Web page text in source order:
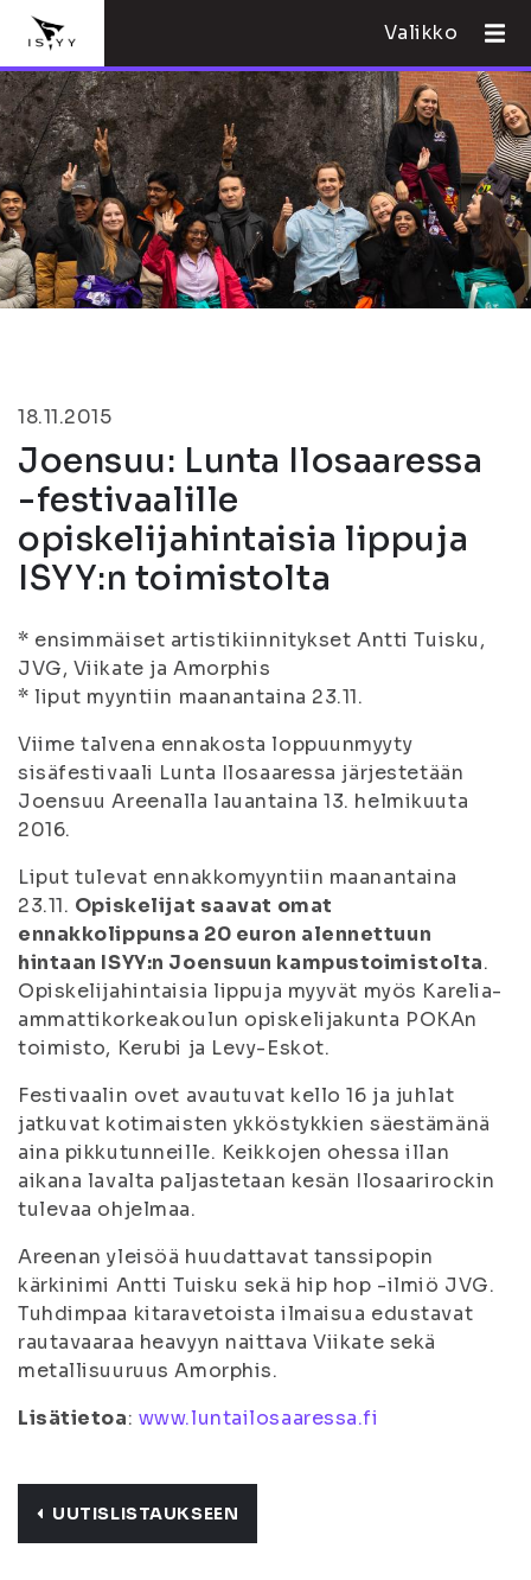
Valikko
18.11.2015
Joensuu: Lunta Ilosaaressa
-festivaalille
opiskelijahintaisia lippuja
ISYY:n toimistolta
* ensimmäiset artistikiinnitykset Antti Tuisku,
JVG, Viikate ja Amorphis
* liput myyntiin maanantaina 23.11.
Viime talvena ennakosta loppuunmyyty
sisäfestivaali Lunta Ilosaaressa järjestetään
Joensuu Areenalla lauantaina 13. helmikuuta
2016.
Liput tulevat ennakkomyyntiin maanantaina
23.11. Opiskelijat saavat omat
ennakkolippunsa 20 euron alennettuun
hintaan ISYY:n Joensuun kampustoimistolta.
Opiskelijahintaisia lippuja myyvät myös Karelia-
ammattikorkeakoulun opiskelijakunta POKAn
toimisto, Kerubi ja Levy-Eskot.
Festivaalin ovet avautuvat kello 16 ja juhlat
jatkuvat kotimaisten ykköstykkien säestämänä
aina pikkutunneille. Keikkojen ohessa illan
aikana lavalta paljastetaan kesän Ilosaarirockin
tulevaa ohjelmaa.
Areenan yleisöä huudattavat tanssipopin
kärkinimi Antti Tuisku sekä hip hop -ilmiö JVG.
Tuhdimpaa kitaravetoista ilmaisua edustavat
rautavaaraa heavyyn naittava Viikate sekä
metallisuuruus Amorphis.
Lisätietoa: www.luntailosaaressa.fi
UUTISLISTAUKSEEN